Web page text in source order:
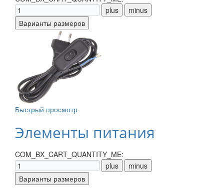
Быстрый просмотр
Элементы питания
COM_BX_CART_QUANTITY_ME: